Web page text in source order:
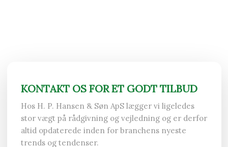
KONTAKT OS FOR ET GODT TILBUD
Hos H. P. Hansen & Søn ApS lægger vi ligeledes
stor vægt på rådgivning og vejledning og er derfor
altid opdaterede inden for branchens nyeste
trends og tendenser.​